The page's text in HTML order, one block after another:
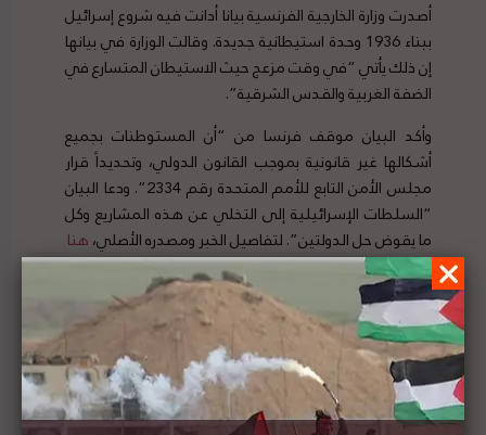
أصدرت وزارة الخارجية الفرنسية بيانا أدانت فيه شروع إسرائيل
ببناء 1936 وحدة استيطانية جديدة. وقالت الوزارة في بيانها
إن ذلك يأتي “في وقت مزعج حيث الاستيطان المتسارع في
الضفة الغربية والقدس الشرقية”.
وأكد البيان موقف فرنسا من “أن المستوطنات بجميع
أشكالها غير قانونية بموجب القانون الدولي، وتحديداً قرار
مجلس الأمن التابع للأمم المتحدة رقم 2334”. ودعا البيان
“السلطات الإسرائيلية إلى التخلي عن هذه المشاريع وكل
ما يقوض حل الدولتين”. لتفاصيل الخبر ومصدره الأصلي،هنا
مجلس الوزراء الفلسطيني يدين جولة بينت في الأغوار